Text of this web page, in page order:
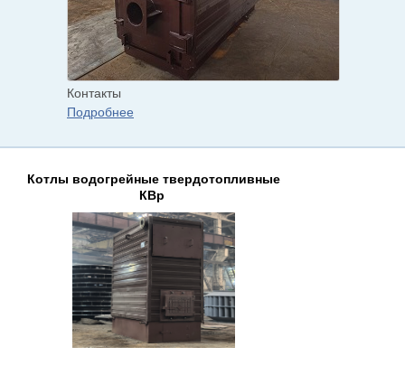
Контакты
Подробнее
Котлы водогрейные твердотопливные
КВр